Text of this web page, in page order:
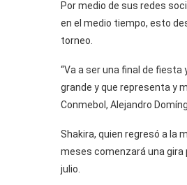
Por medio de sus redes
en el medio tiempo, esto
torneo.
“Va a ser una final de
grande y que representa y
Conmebol, Alejandro
Shakira, quien regresó a la
meses comenzará una gira
julio.